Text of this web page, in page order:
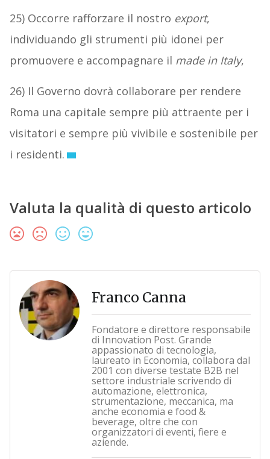
25) Occorre rafforzare il nostro export,
individuando gli strumenti più idonei per
promuovere e accompagnare il made in Italy,
26) Il Governo dovrà collaborare per rendere
Roma una capitale sempre più attraente per i
visitatori e sempre più vivibile e sostenibile per
i residenti.
Valuta la qualità di questo articolo
Franco Canna
Fondatore e direttore responsabile
di Innovation Post. Grande
appassionato di tecnologia,
laureato in Economia, collabora dal
2001 con diverse testate B2B nel
settore industriale scrivendo di
automazione, elettronica,
strumentazione, meccanica, ma
anche economia e food &
beverage, oltre che con
organizzatori di eventi, fiere e
aziende.